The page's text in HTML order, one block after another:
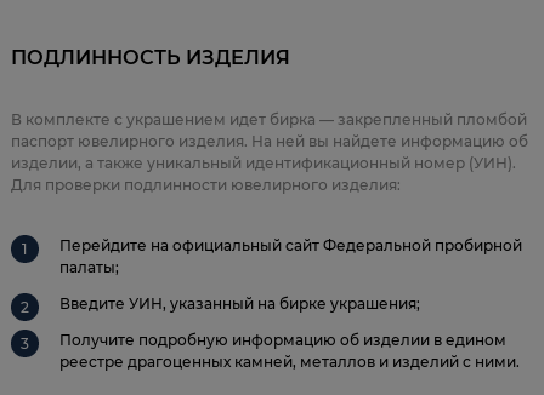
ПОДЛИННОСТЬ ИЗДЕЛИЯ
В комплекте с украшением идет бирка — закрепленный пломбой
паспорт ювелирного изделия. На ней вы найдете информацию об
изделии, а также уникальный идентификационный номер (УИН).
Для проверки подлинности ювелирного изделия:
Перейдите на официальный сайт Федеральной пробирной
палаты;
Введите УИН, указанный на бирке украшения;
Получите подробную информацию об изделии в едином
реестре драгоценных камней, металлов и изделий с ними.